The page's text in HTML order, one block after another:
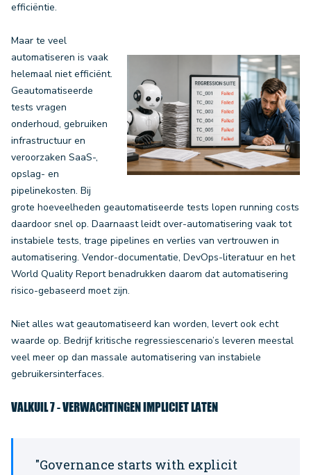
efficiëntie.
Maar te veel
automatiseren is vaak
helemaal niet efficiënt.
Geautomatiseerde
tests vragen
onderhoud, gebruiken
infrastructuur en
veroorzaken SaaS-,
opslag- en
pipelinekosten. Bij
grote hoeveelheden geautomatiseerde tests lopen running costs
daardoor snel op. Daarnaast leidt over-automatisering vaak tot
instabiele tests, trage pipelines en verlies van vertrouwen in
automatisering. Vendor-documentatie, DevOps-literatuur en het
World Quality Report benadrukken daarom dat automatisering
risico-gebaseerd moet zijn.
Niet alles wat geautomatiseerd kan worden, levert ook echt
waarde op. Bedrijf kritische regressiescenario’s leveren meestal
veel meer op dan massale automatisering van instabiele
gebruikersinterfaces.
VALKUIL 7 - VERWACHTINGEN IMPLICIET LATEN
"Governance starts with explicit